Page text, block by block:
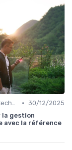
Stratégie technologique • 30/12/2025
la gestion
avec la référence